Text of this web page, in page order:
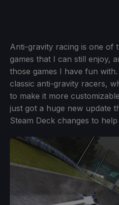
Anti-gravity racing is one of
games that I can still enjoy,
those games I have fun
classic anti-gravity racers,
to make it more
just got a huge new update
Steam Deck changes to